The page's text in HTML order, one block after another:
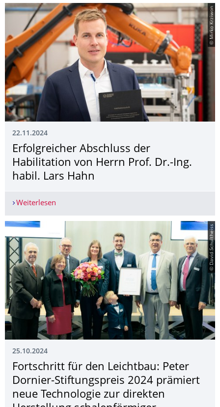
© Mirko Krziwon
22.11.2024
Erfolgreicher Abschluss der
Habilitation von Herrn Prof. Dr.-Ing.
habil. Lars Hahn
Weiterlesen
© David Schultheiss
25.10.2024
Fortschritt für den Leichtbau: Peter
Dornier-Stiftungspreis 2024 prämiert
neue Technologie zur direkten